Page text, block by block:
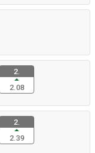
2.
2.08
2.
2.39